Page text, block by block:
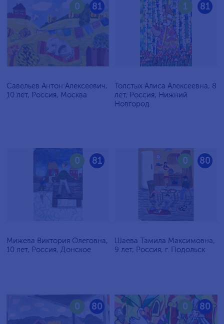
81
0
Савельев Антон Алексеевич,
10 лет, Россия, Москва
81
1
Толстых Алиса Алексеевна, 8
лет, Россия, Нижний
Новгород
81
0
Мижева Виктория Олеговна,
10 лет, Россия, Донское
80
0
Шаева Тамила Максимовна,
9 лет, Россия, г. Подольск
80
0 80
0